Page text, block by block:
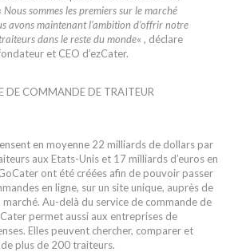
Nous sommes les premiers sur le marché
avons maintenant l’ambition d’offrir notre
dans le reste du monde« , déclare
et CEO d’ezCater.
DE COMMANDE DE TRAITEUR
en moyenne 22 milliards de dollars par
aux Etats-Unis et 17 milliards d’euros en
ont été créées afin de pouvoir passer
en ligne, sur un site unique, auprès de
Au-delà du service de commande de
permet aussi aux entreprises de
Elles peuvent chercher, comparer et
plus de 200 traiteurs.